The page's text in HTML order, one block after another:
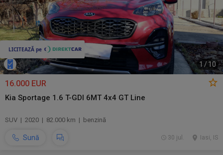
1 /10
16.000 EUR
Kia Sportage 1.6 T-GDI 6MT 4x4 GT Line
SUV | 2020 | 82.000 km | benzină
Sună Iasi, IS
30 jul.